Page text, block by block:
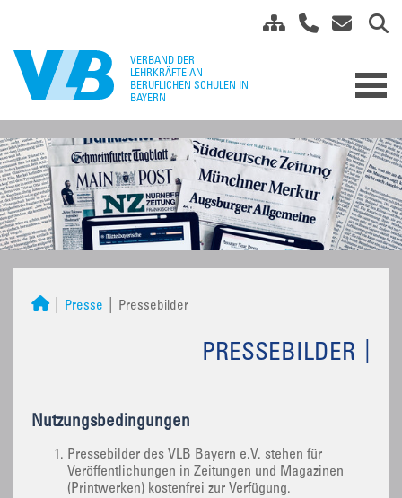
Presse Pressebilder
PRESSEBILDER
Nutzungsbedingungen
Pressebilder des VLB Bayern e.V. stehen für
Veröffentlichungen in Zeitungen und Magazinen
(Printwerken) kostenfrei zur Verfügung.